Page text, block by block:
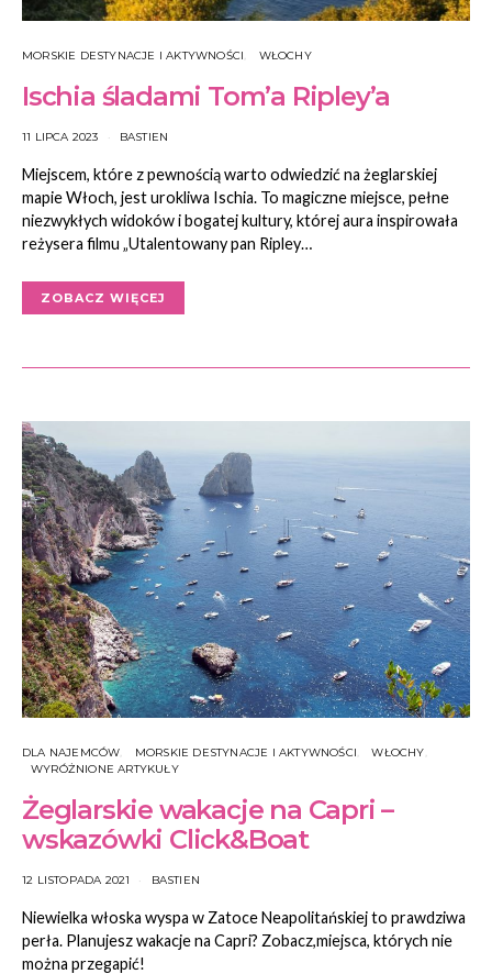
MORSKIE DESTYNACJE I AKTYWNOŚCI WŁOCHY
Ischia śladami Tom’a Ripley’a
11 LIPCA 2023 BASTIEN
Miejscem, które z pewnością warto odwiedzić na żeglarskiej
mapie Włoch, jest urokliwa Ischia. To magiczne miejsce, pełne
niezwykłych widoków i bogatej kultury, której aura inspirowała
reżysera filmu „Utalentowany pan Ripley…
ZOBACZ WIĘCEJ
DLA NAJEMCÓW MORSKIE DESTYNACJE I AKTYWNOŚCI
WŁOCHY
WYRÓŻNIONE ARTYKUŁY
Żeglarskie wakacje na Capri –
wskazówki Click&Boat
12 LISTOPADA 2021 BASTIEN
Niewielka włoska wyspa w Zatoce Neapolitańskiej to prawdziwa
perła. Planujesz wakacje na Capri? Zobacz,miejsca, których nie
można przegapić!